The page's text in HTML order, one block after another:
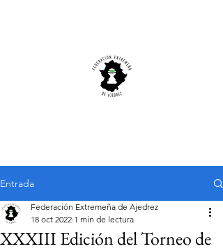
Entrada
XXXIII Edición del Torneo de
Federación Extremeña de Ajedrez
18 oct 2022 1 min de lectura